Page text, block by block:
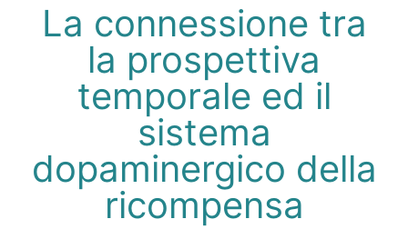
La connessione tra
la prospettiva
temporale ed il
sistema
dopaminergico della
ricompensa